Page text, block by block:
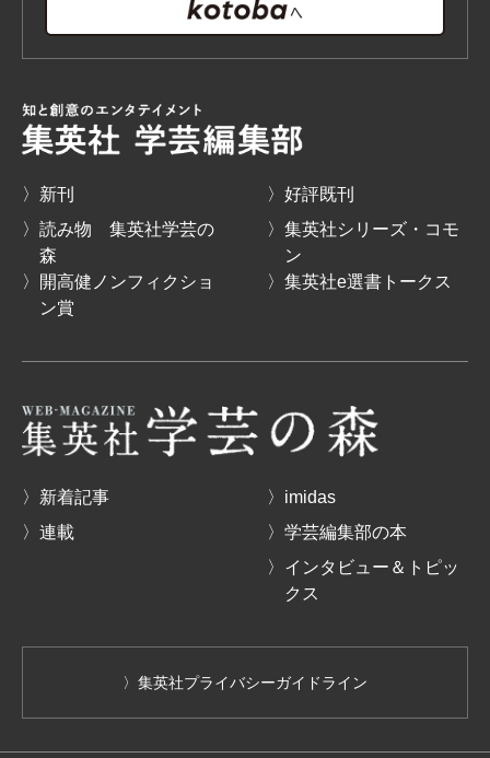
〉新刊
〉読み物 集英社学芸の
森
〉開高健ノンフィクショ
ン賞
〉好評既刊
〉集英社シリーズ・コモ
ン
〉集英社e選書トークス
〉新着記事
〉連載
〉imidas
〉学芸編集部の本
〉インタビュー＆トピッ
クス
〉集英社プライバシーガイドライン